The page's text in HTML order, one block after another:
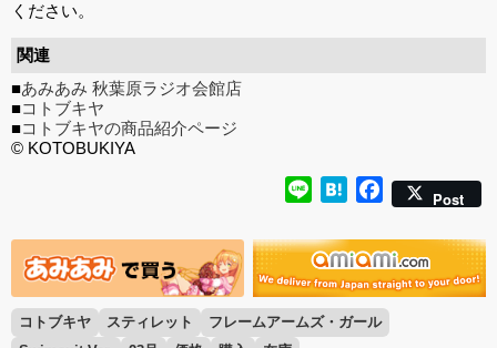
ください。
関連
■あみあみ 秋葉原ラジオ会館店
■コトブキヤ
■コトブキヤの商品紹介ページ
© KOTOBUKIYA
Line HatenaFacebook
Post
コトブキヤ スティレット
フレームアームズ・ガール